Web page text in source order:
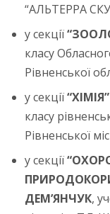
“АЛЬТЕРРА
у секції
класу
Рівненської
у секції
класу
Рівненської
у секції
ДЕМ’ЯНЧУК,